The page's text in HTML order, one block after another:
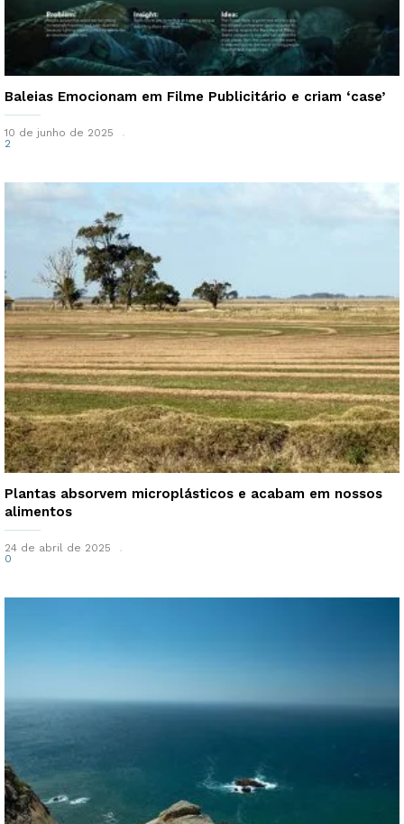
Baleias Emocionam em Filme Publicitário e criam ‘case’
10 de junho de 2025
2
Plantas absorvem microplásticos e acabam em nossos
alimentos
24 de abril de 2025
0